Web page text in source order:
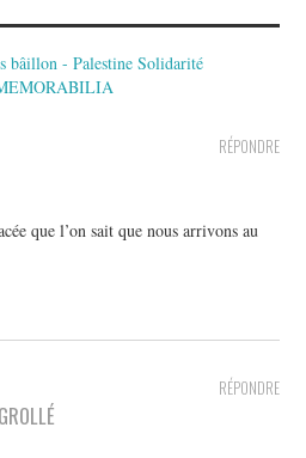
bâillon - Palestine Solidarité
RÉPONDRE
que l’on sait que nous arrivons au
RÉPONDRE